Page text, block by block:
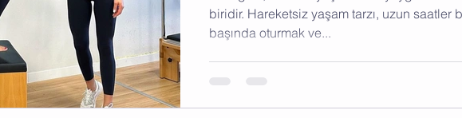
biridir. Hareketsiz yaşam tarzı, uzun saatler
başında oturmak ve...